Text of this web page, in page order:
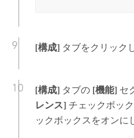
[構成]タブをクリック
[構成]タブの [機能]セ
レンス]チェックボッ
ックボックスをオンに